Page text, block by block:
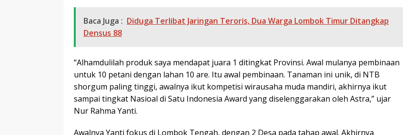
Baca Juga : Diduga Terlibat Jaringan Teroris, Dua Warga Lombok Timur Ditangkap
Densus 88
“Alhamdulilah produk saya mendapat juara 1 ditingkat Provinsi. Awal mulanya pembinaan
untuk 10 petani dengan lahan 10 are. Itu awal pembinaan. Tanaman ini unik, di NTB
shorgum paling tinggi, awalnya ikut kompetisi wirausaha muda mandiri, akhirnya ikut
sampai tingkat Nasioal di Satu Indonesia Award yang diselenggarakan oleh Astra,” ujar
Nur Rahma Yanti.
Awalnya Yanti fokus di Lombok Tengah, dengan 2 Desa pada tahap awal. Akhirnya